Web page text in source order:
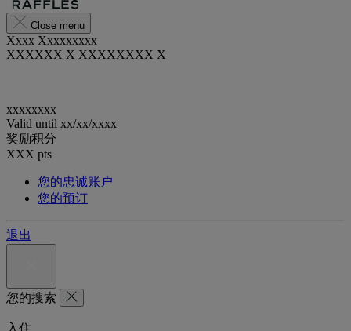
Close menu
Xxxx Xxxxxxxxx
XXXXXX X XXXXXXXX X
xxxxxxxx
Valid until xx/xx/xxxx
奖励积分
XXX pts
您的忠诚账户
您的预订
退出
您的搜索
入住